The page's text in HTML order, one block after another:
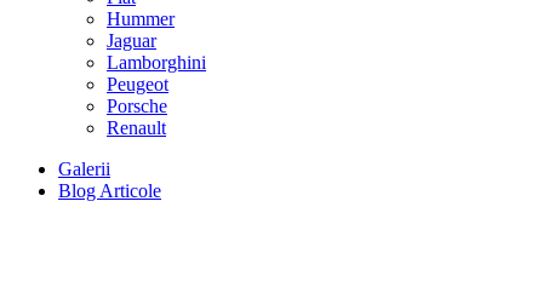
Hummer
Jaguar
Lamborghini
Peugeot
Porsche
Renault
Galerii
Blog Articole